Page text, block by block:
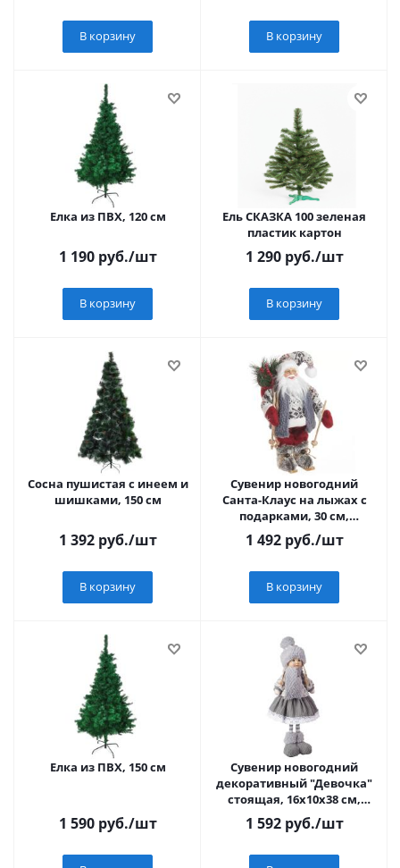
В корзину В корзину
Елка из ПВХ, 120 см
1 190руб./шт
В корзину
Ель СКАЗКА 100 зеленая
пластик картон
1 290руб./шт
В корзину
Сосна пушистая с инеем и
шишками, 150 см
1 392руб./шт
В корзину
Сувенир новогодний
Санта-Клаус на лыжах с
подарками, 30 см,
красный/серый/белый
1 492руб./шт
В корзину
Елка из ПВХ, 150 см
1 590руб./шт
Сувенир новогодний
декоративный "Девочка"
стоящая, 16х10х38 см,
серый/белый
1 592руб./шт